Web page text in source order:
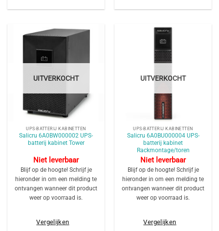
UITVERKOCHT
UPS-BATTERIJ KABINETTEN
Salicru 6A0BW000002 UPS-
batterij kabinet Tower
Niet leverbaar
Blijf op de hoogte! Schrijf je
hieronder in om een melding te
ontvangen wanneer dit product
weer op voorraad is.
Vergelijken
UITVERKOCHT
UPS-BATTERIJ KABINETTEN
Salicru 6A0BU000004 UPS-
batterij kabinet
Rackmontage/toren
Niet leverbaar
Blijf op de hoogte! Schrijf je
hieronder in om een melding te
ontvangen wanneer dit product
weer op voorraad is.
Vergelijken